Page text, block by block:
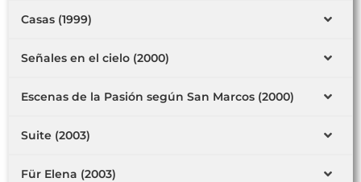
Casas (1999)
Señales en el cielo (2000)
Escenas de la Pasión según San Marcos (2000)
Suite (2003)
Für Elena (2003)